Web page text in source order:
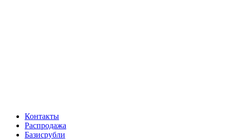
Контакты
Распродажа
Базисрубли